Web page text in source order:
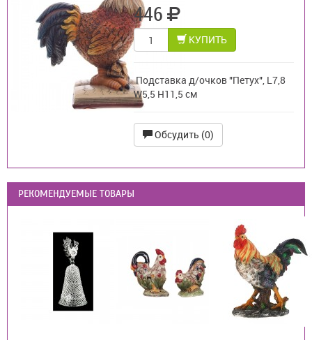
446
КУПИТЬ
Подставка д/очков "Петух", L7,8
W5,5 H11,5 см
Обсудить (0)
РЕКОМЕНДУЕМЫЕ ТОВАРЫ